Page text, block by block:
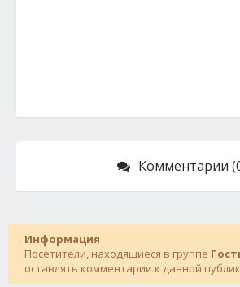
Комментарии
Информация
Посетители, находящиеся в группе
оставлять комментарии к данной